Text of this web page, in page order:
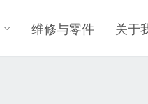
维修与零件 关于